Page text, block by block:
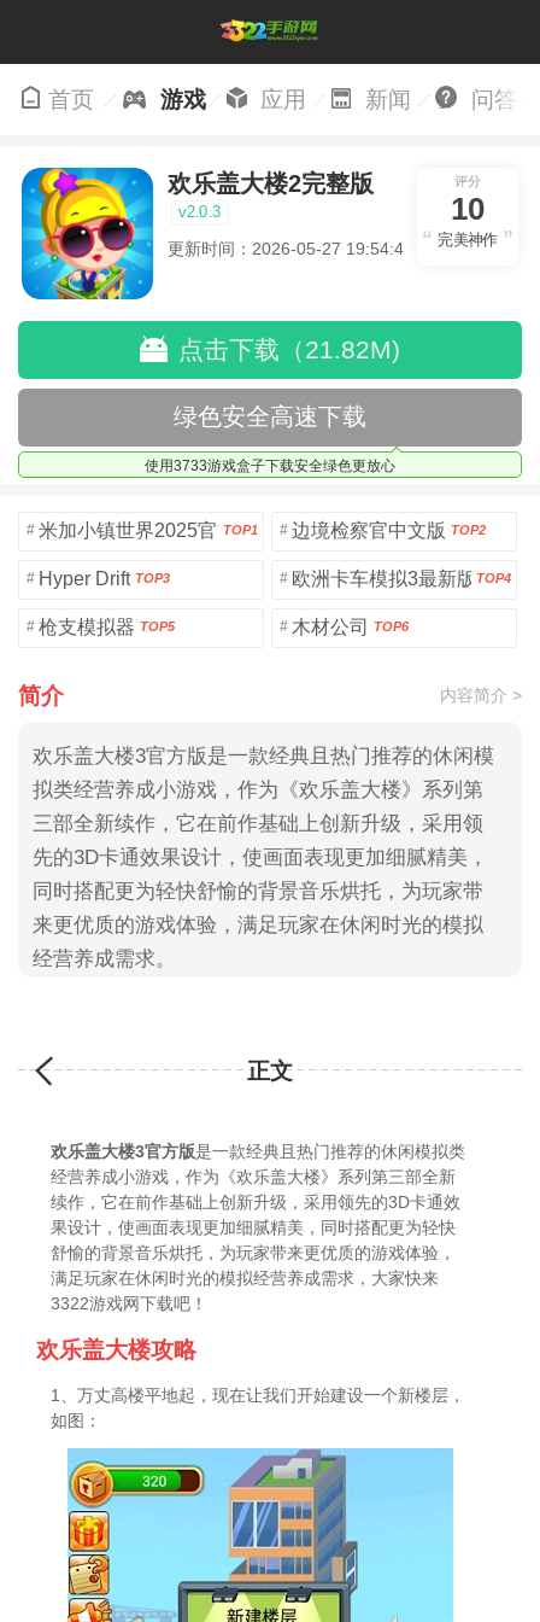
首页 游戏 应用 新闻 问答
欢乐盖大楼2完整版
v2.0.3
更新时间：2026-05-27 19:54:43
评分
10
完美神作
点击下载（21.82M)
绿色安全高速下载
使用3733游戏盒子下载安全绿色更放心
# 米加小镇世界2025官方版
TOP1 # 边境检察官中文版 TOP2
# Hyper Drift TOP3 # 欧洲卡车模拟3最新版 TOP4
# 枪支模拟器 TOP5 # 木材公司 TOP6
简介 内容简介 >
欢乐盖大楼3官方版是一款经典且热门推荐的休闲模
拟类经营养成小游戏，作为《欢乐盖大楼》系列第
三部全新续作，它在前作基础上创新升级，采用领
先的3D卡通效果设计，使画面表现更加细腻精美，
同时搭配更为轻快舒愉的背景音乐烘托，为玩家带
来更优质的游戏体验，满足玩家在休闲时光的模拟
经营养成需求。
正文
欢乐盖大楼3官方版是一款经典且热门推荐的休闲模拟类
经营养成小游戏，作为《欢乐盖大楼》系列第三部全新
续作，它在前作基础上创新升级，采用领先的3D卡通效
果设计，使画面表现更加细腻精美，同时搭配更为轻快
舒愉的背景音乐烘托，为玩家带来更优质的游戏体验，
满足玩家在休闲时光的模拟经营养成需求，大家快来
3322游戏网下载吧！
欢乐盖大楼攻略
1、万丈高楼平地起，现在让我们开始建设一个新楼层，
如图：